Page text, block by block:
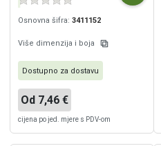
Osnovna šifra: 3411152
Više dimenzija i boja
Dostupno za dostavu
Od 7,46 €
cijena po jed. mjere s PDV-om